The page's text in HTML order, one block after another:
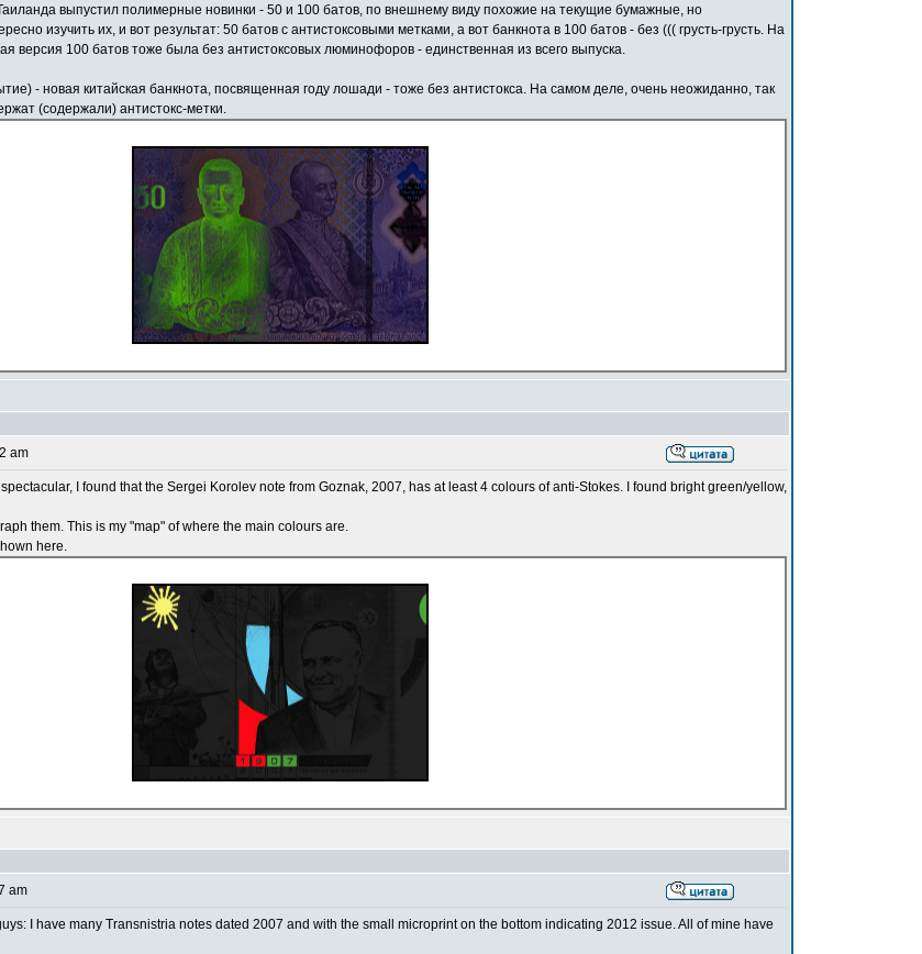
выпустил полимерные новинки - 50 и 100 батов, по внешнему виду похожие на текущие бумажные, но
изучить их, и вот результат: 50 батов с антистоксовыми метками, а вот банкнота в 100 батов - без ((( грусть-грусть. На
версия 100 батов тоже была без антистоксовых люминофоров - единственная из всего выпуска.
- новая китайская банкнота, посвященная году лошади - тоже без антистокса. На самом деле, очень неожиданно, так
(содержали) антистокс-метки.
am
I found that the Sergei Korolev note from Goznak, 2007, has at least 4 colours of anti-Stokes. I found bright green/yellow,
them. This is my "map" of where the main colours are.
here.
am
I have many Transnistria notes dated 2007 and with the small microprint on the bottom indicating 2012 issue. All of mine have